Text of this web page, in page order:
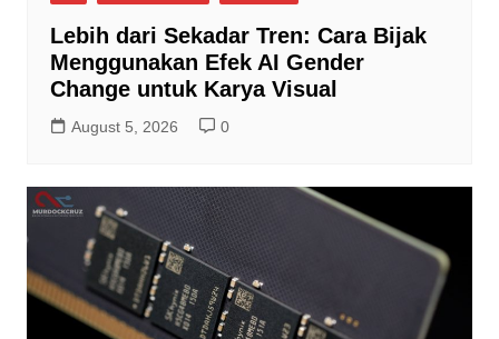
Lebih dari Sekadar Tren: Cara Bijak
Menggunakan Efek AI Gender
Change untuk Karya Visual
August 5, 2026 0